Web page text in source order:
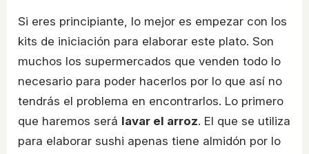
Si eres principiante, lo mejor es empezar con los
kits de iniciación para elaborar este plato. Son
muchos los supermercados que venden todo lo
necesario para poder hacerlos por lo que así no
tendrás el problema en encontrarlos. Lo primero
que haremos será lavar el arroz. El que se utiliza
para elaborar sushi apenas tiene almidón por lo